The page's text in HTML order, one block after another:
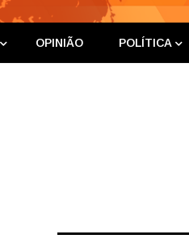
OPINIÃO POLÍTICA